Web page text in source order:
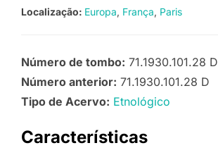
Localização: Europa França Paris
Número de tombo: 71.1930.101.28 D
Número anterior: 71.1930.101.28 D
Tipo de Acervo: Etnológico
Características